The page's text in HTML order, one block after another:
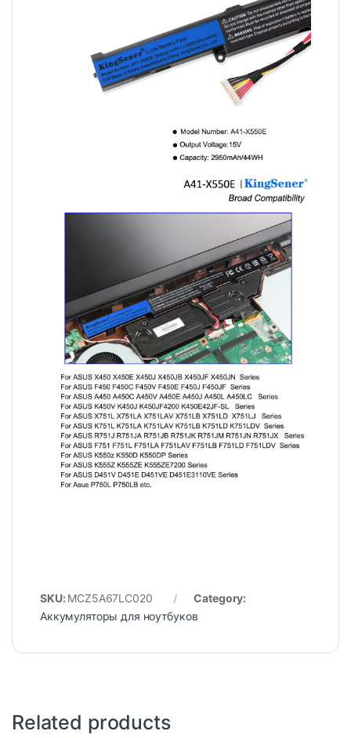
SKU: MCZ5A67LC020
Category:
Аккумуляторы для ноутбуков
Related products